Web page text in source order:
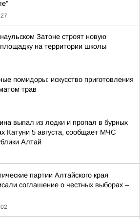
Затоне строят новую
на территории школы
помидоры: искусство приготовления
трав
выпал из лодки и пропал в бурных
Катуни 5 августа, сообщает МЧС
Алтай
партии Алтайского края
соглашение о честных выборах –